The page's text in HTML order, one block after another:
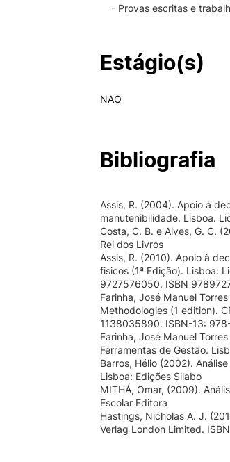
- Provas escritas e
Estágio(s)
NAO
Bibliografia
Assis, R. (2004). Apoio à
manutenibilidade. Lisboa.
Costa, C. B. e Alves, G. C.
Rei dos Livros
Assis, R. (2010). Apoio à
fisicos (1ª Edição). Lisboa:
9727576050. ISBN
Farinha, José Manuel
Methodologies (1 edition).
1138035890. ISBN-13:
Farinha, José Manuel
Ferramentas de Gestão.
Barros, Hélio (2002).
Lisboa: Edições Silabo
MITHÁ, Omar, (2009).
Escolar Editora
Hastings, Nicholas A. J.
Verlag London Limited.